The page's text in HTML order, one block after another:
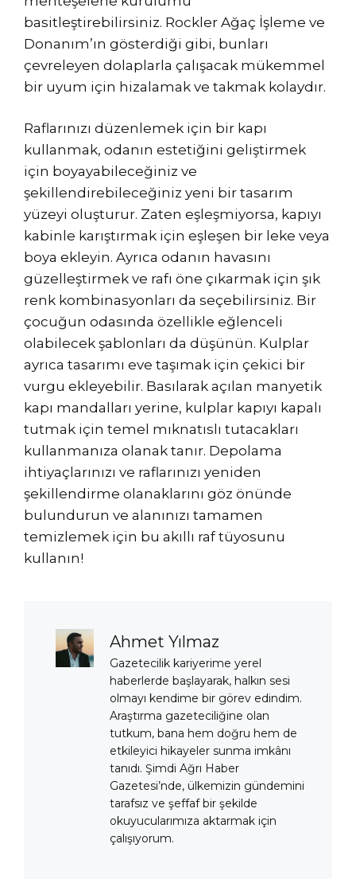
basitleştirebilirsiniz. Rockler Ağaç İşleme ve
Donanım’ın gösterdiği gibi, bunları
çevreleyen dolaplarla çalışacak mükemmel
bir uyum için hizalamak ve takmak kolaydır.
Raflarınızı düzenlemek için bir kapı
kullanmak, odanın estetiğini geliştirmek
için boyayabileceğiniz ve
şekillendirebileceğiniz yeni bir tasarım
yüzeyi oluşturur. Zaten eşleşmiyorsa, kapıyı
kabinle karıştırmak için eşleşen bir leke veya
boya ekleyin. Ayrıca odanın havasını
güzelleştirmek ve rafı öne çıkarmak için şık
renk kombinasyonları da seçebilirsiniz. Bir
çocuğun odasında özellikle eğlenceli
olabilecek şablonları da düşünün. Kulplar
ayrıca tasarımı eve taşımak için çekici bir
vurgu ekleyebilir. Basılarak açılan manyetik
kapı mandalları yerine, kulplar kapıyı kapalı
tutmak için temel mıknatıslı tutacakları
kullanmanıza olanak tanır. Depolama
ihtiyaçlarınızı ve raflarınızı yeniden
şekillendirme olanaklarını göz önünde
bulundurun ve alanınızı tamamen
temizlemek için bu akıllı raf tüyosunu
kullanın!
Ahmet Yılmaz
Gazetecilik kariyerime yerel
haberlerde başlayarak, halkın sesi
olmayı kendime bir görev edindim.
Araştırma gazeteciliğine olan
tutkum, bana hem doğru hem de
etkileyici hikayeler sunma imkânı
tanıdı. Şimdi Ağrı Haber
Gazetesi’nde, ülkemizin gündemini
tarafsız ve şeffaf bir şekilde
okuyucularımıza aktarmak için
çalışıyorum.